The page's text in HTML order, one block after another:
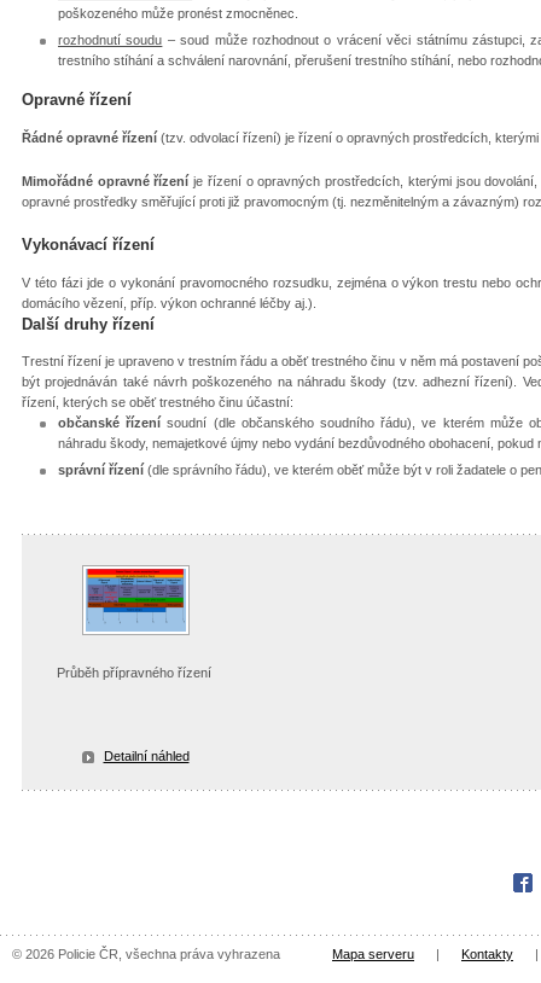
poškozeného může pronést zmocněnec.
rozhodnutí soudu – soud může rozhodnout o vrácení věci státnímu zástupci,
trestního stíhání a schválení narovnání, přerušení trestního stíhání, nebo
Opravné řízení
Řádné opravné řízení (tzv. odvolací řízení) je řízení o opravných prostředcích,
Mimořádné opravné řízení je řízení o opravných prostředcích, kterými jsou
opravné prostředky směřující proti již pravomocným (tj. nezměnitelným a závazným)
Vykonávací řízení
V této fázi jde o vykonání pravomocného rozsudku, zejména o výkon trestu nebo
domácího vězení, příp. výkon ochranné léčby aj.).
Další druhy řízení
Trestní řízení je upraveno v trestním řádu a oběť trestného činu v něm má postavení
být projednáván také návrh poškozeného na náhradu škody (tzv. adhezní řízení).
řízení, kterých se oběť trestného činu účastní:
občanské řízení soudní (dle občanského soudního řádu), ve kterém může
náhradu škody, nemajetkové újmy nebo vydání bezdůvodného obohacení,
správní řízení (dle správního řádu), ve kterém oběť může být v roli žadatele o
Průběh přípravného řízení
Detailní náhled
© 2026 Policie ČR, všechna práva vyhrazena Mapa serveru | Kontakty |